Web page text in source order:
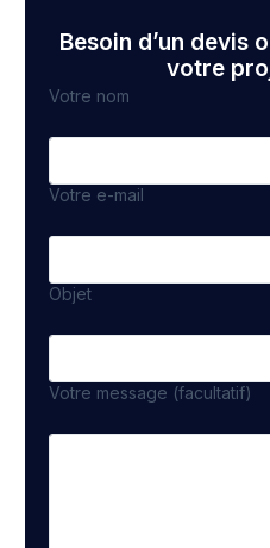
Besoin d’un devis
votre
Votre nom
Votre e-mail
Objet
Votre message (facultatif)